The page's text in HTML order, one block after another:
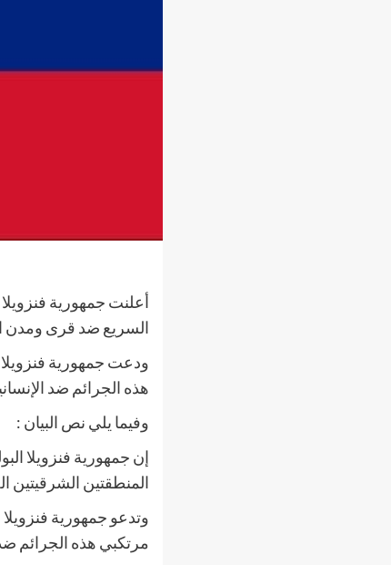
أعلنت جمهورية
السريع ضد قرى ومدن
ودعت جمهورية فنزويلا
هذه الجرائم ضد
وفيما يلي نص البيان :
إن جمهورية فنزويلا
المنطقتين الشرقيتين
وتدعو جمهورية فنزويلا
مرتكبي هذه الجرائم ضد